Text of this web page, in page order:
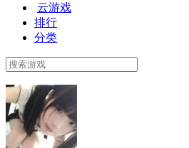
云游戏
排行
分类